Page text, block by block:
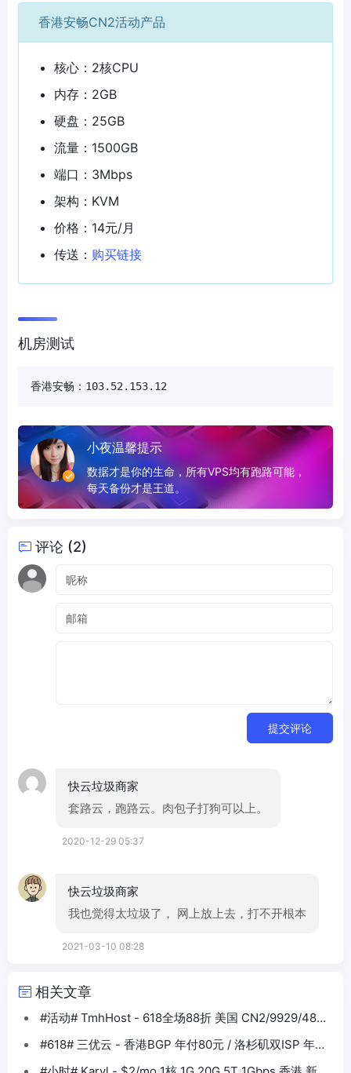
香港安畅CN2活动产品
核心：2核CPU
内存：2GB
硬盘：25GB
流量：1500GB
端口：3Mbps
架构：KVM
价格：14元/月
传送： 购买链接
机房测试
香港安畅：103.52.153.12
小夜温馨提示
数据才是你的生命，所有VPS均有跑路可能，
每天备份才是王道。
评论 (2)
提交评论
快云垃圾商家
套路云，跑路云。肉包子打狗可以上。
2020-12-29 05:37
快云垃圾商家
我也觉得太垃圾了， 网上放上去，打不开根本
2021-03-10 08:28
相关文章
#活动# TmhHost - 618全场88折 美国 CN2/9929/4837
#618# 三优云 - 香港BGP 年付80元 / 洛杉矶双ISP 年付